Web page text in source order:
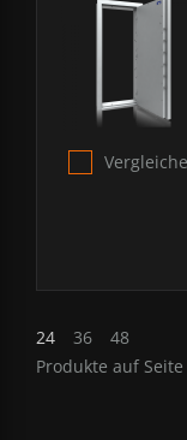
24 36
48
Produkte auf Seite